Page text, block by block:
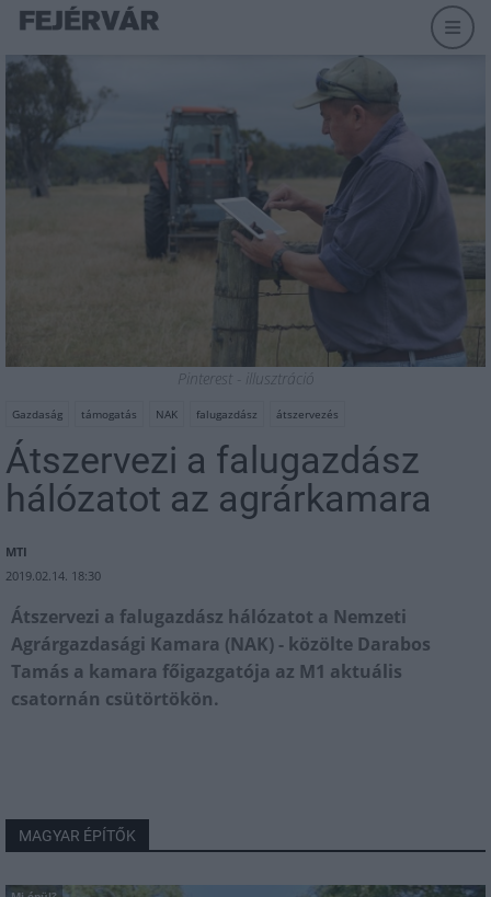
Pinterest - illusztráció
Gazdaság támogatás NAK falugazdász átszervezés
Átszervezi a falugazdász
hálózatot az agrárkamara
MTI
2019.02.14. 18:30
Átszervezi a falugazdász hálózatot a Nemzeti
Agrárgazdasági Kamara (NAK) - közölte Darabos
Tamás a kamara főigazgatója az M1 aktuális
csatornán csütörtökön.
MAGYAR ÉPÍTŐK